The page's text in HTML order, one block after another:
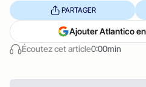
Écoutez cet article0:00min
PARTAGER
Ajouter Atlantico